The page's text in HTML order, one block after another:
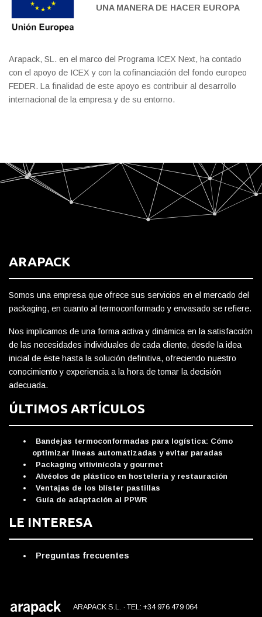
UNA MANERA DE HACER EUROPA
Arapack, SL. en el marco del Programa ICEX Next, ha contado
con el apoyo de ICEX y con la cofinanciación del fondo europeo
FEDER. La finalidad de este apoyo es contribuir al desarrollo
internacional de la empresa y de su entorno.
ARAPACK
Somos una empresa que ofrece sus servicios en el mercado del
packaging, en cuanto al termoconformado y envasado se refiere.
Nos implicamos de una forma activa y dinámica en la satisfacción
de las necesidades individuales de cada cliente, desde la idea
inicial de éste hasta la solución definitiva, ofreciendo nuestro
conocimiento y experiencia a la hora de tomar la decisión
adecuada.
ÚLTIMOS ARTÍCULOS
Bandejas termoconformadas para logística: Cómo
optimizar líneas automatizadas y evitar paradas
Packaging vitivinícola y gourmet
Alvéolos de plástico en hostelería y restauración
Ventajas de los blíster pastillas
Guía de adaptación al PPWR
LE INTERESA
Preguntas frecuentes
ARAPACK S.L. · TEL: +34 976 479 064